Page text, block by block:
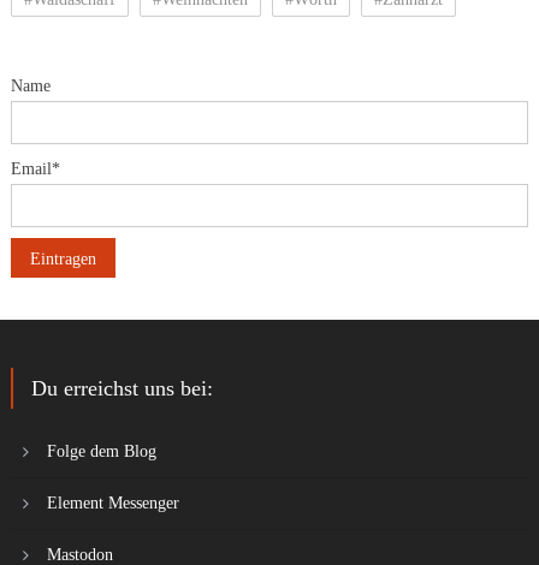
Name
Email*
Du erreichst uns bei:
Folge dem Blog
Element Messenger
Mastodon